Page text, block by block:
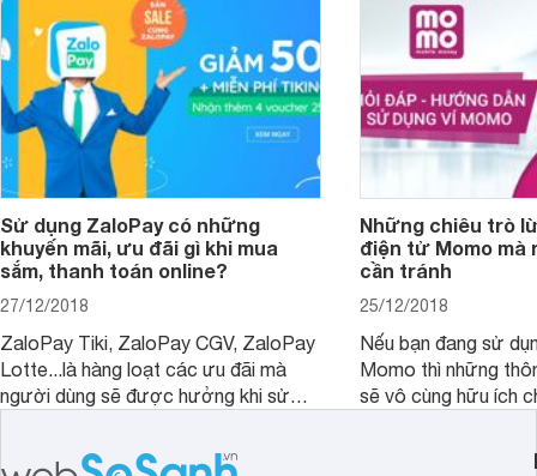
Sử dụng ZaloPay có những
khuyến mãi, ưu đãi gì khi mua
sắm, thanh toán online?
27/12/2018
ZaloPay Tiki, ZaloPay CGV, ZaloPay
Lotte...là hàng loạt các ưu đãi mà
người dùng sẽ được hưởng khi sử
nền tảng mua sắm online.
Những chiêu trò
điện tử Momo mà
cần tránh
25/12/2018
Nếu bạn đang sử
Momo thì những
sẽ vô cùng hữu ích